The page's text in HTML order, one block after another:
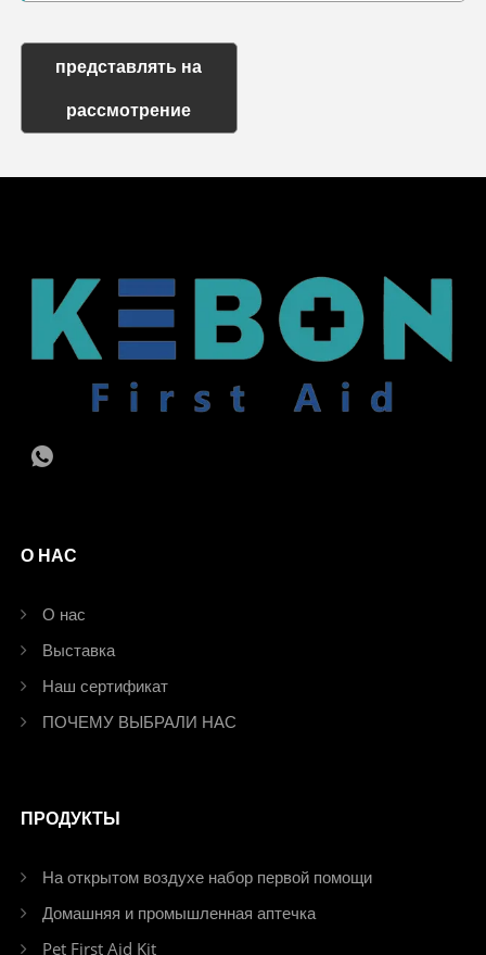
представлять на
рассмотрение
О НАС
О нас
Выставка
Наш сертификат
ПОЧЕМУ ВЫБРАЛИ НАС
ПРОДУКТЫ
На открытом воздухе набор первой помощи
Домашняя и промышленная аптечка
Pet First Aid Kit